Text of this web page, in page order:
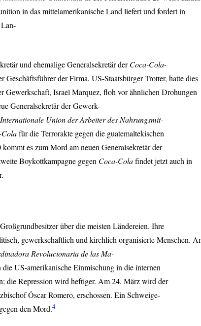
in das mittelamerikanische Land liefert und fordert in
und ehemalige Generalsekretär derCoca-Cola-
der Firma, US-Staatsbürger Trotter, hatte dies
Gewerkschaft, Israel Marquez, floh vor ähnlichen Drohungen
Generalsekretär der Gewerk-
Internationale Union der Arbeiter des Nahrungsmit-
Colafür die Terrorakte gegen die guatemaltekischen
es zum Mord am neuen Generalsekretär der
Boykottkampagne gegen Coca-Colafindet jetzt auch in
über die meisten Ländereien. Ihre
gewerkschaftlich und kirchlich organisierte Menschen.
Revolucionaria de las Ma-
US-amerikanische Einmischung in die internen
die Repression wird heftiger. Am 24. März wird der
Óscar Romero, erschossen. Ein Schweige-
den Mord.4